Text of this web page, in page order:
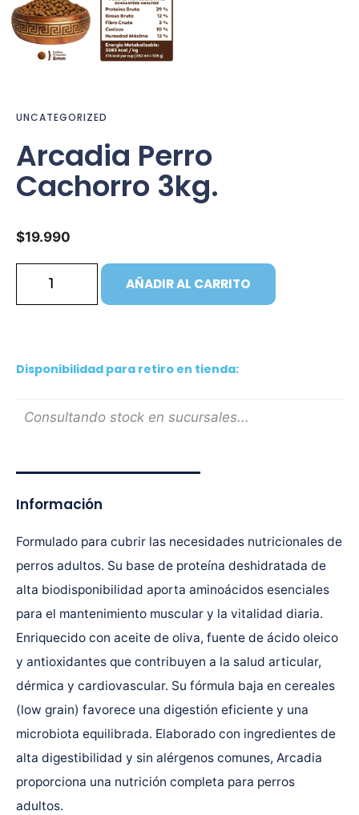
UNCATEGORIZED
Arcadia Perro
Cachorro 3kg.
$19.990
AÑADIR AL CARRITO
Disponibilidad para retiro en tienda:
Consultando stock en sucursales...
Información
Formulado para cubrir las necesidades nutricionales de
perros adultos. Su base de proteína deshidratada de
alta biodisponibilidad aporta aminoácidos esenciales
para el mantenimiento muscular y la vitalidad diaria.
Enriquecido con aceite de oliva, fuente de ácido oleico
y antioxidantes que contribuyen a la salud articular,
dérmica y cardiovascular. Su fórmula baja en cereales
(low grain) favorece una digestión eficiente y una
microbiota equilibrada. Elaborado con ingredientes de
alta digestibilidad y sin alérgenos comunes, Arcadia
proporciona una nutrición completa para perros
adultos.